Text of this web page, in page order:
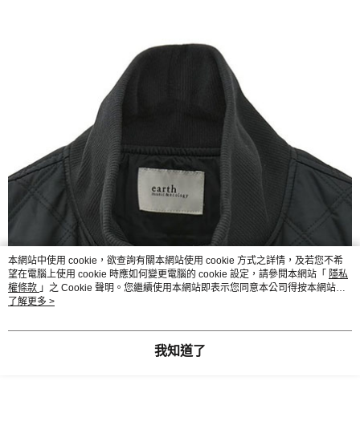
本網站中使用 cookie，欲查詢有關本網站使用 cookie 方式之詳情，及若您不希
望在電腦上使用 cookie 時應如何變更電腦的 cookie 設定，請參閱本網站「 隱私
權條款 」之 Cookie 聲明。您繼續使用本網站即表示您同意本公司得按本網站使
用條款之 Cookie 聲明使用 cookie。
了解更多 >
我知道了